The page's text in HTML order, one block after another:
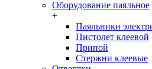
Оборудование паяльное
+
Паяльники
Пистолет клеевой
Припой
Стержни клеевые